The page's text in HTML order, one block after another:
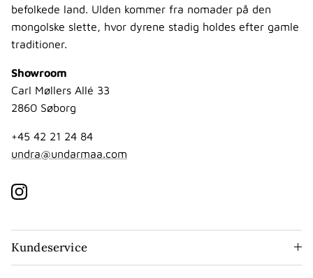
befolkede land. Ulden kommer fra nomader på den
mongolske slette, hvor dyrene stadig holdes efter gamle
traditioner.
Showroom
Carl Møllers Allé 33
2860 Søborg
+45 42 21 24 84
undra@undarmaa.com
Instagram
Kundeservice